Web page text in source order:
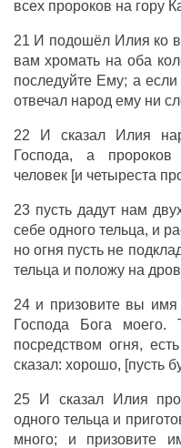
всех пророков на гору
21 И подошёл Илия ко
вам хромать на оба
последуйте Ему; а
отвечал народ ему ни
22 И сказал Илия
Господа, а пророков
человек [и четыреста
23 пусть дадут нам
себе одного тельца, и
но огня пусть не
тельца и положу на
24 и призовите вы
Господа Бога моего.
посредством огня,
сказал: хорошо, [пусть
25 И сказал Илия
одного тельца и
много; и призовите